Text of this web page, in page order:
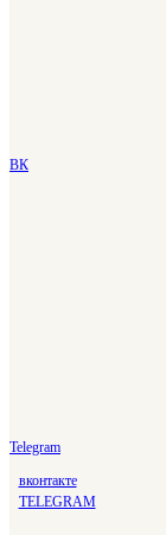
ВК
Telegram
вконтакте
TELEGRAM